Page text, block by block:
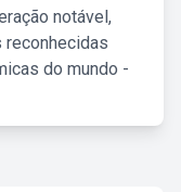
notável,
reconhecidas
do mundo -